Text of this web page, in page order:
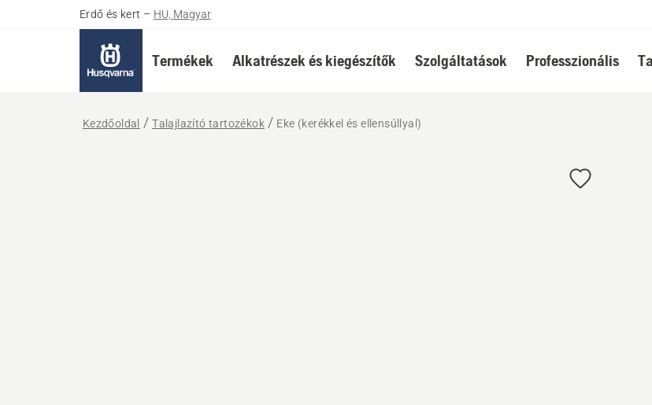
Erdő és kert – HU, Magyar
Termékek Alkatrészek és kiegészítők Szolgáltatások Professzionális
Kezdőoldal Talajlazító tartozékok Eke (kerékkel és ellensúllyal)